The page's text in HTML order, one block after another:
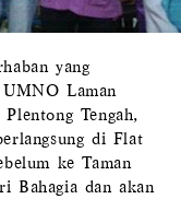
yang
Laman
Tengah,
di Flat
ke Taman
Bahagia dan akan